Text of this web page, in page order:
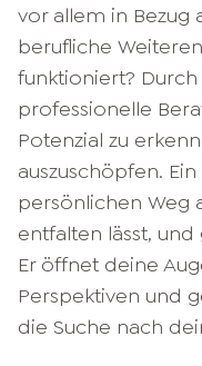
vor allem in Bezug
berufliche
funktioniert?
professionelle
Potenzial zu
auszuschöpfen.
persönlichen Weg
entfalten lässt,
Er öffnet deine
Perspektiven und
die Suche nach